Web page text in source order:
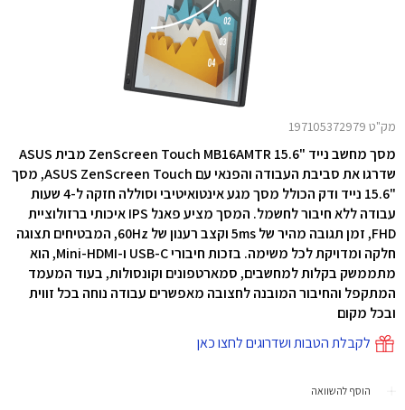
מק"ט 197105372979
מסך מחשב נייד "15.6 ZenScreen Touch MB16AMTR
מבית ASUS
שדרגו את סביבת העבודה והפנאי עם ASUS ZenScreen Touch, מסך
"15.6 נייד ודק הכולל מסך מגע אינטואיטיבי וסוללה חזקה ל-4 שעות
עבודה ללא חיבור לחשמל. המסך מציע פאנל IPS איכותי ברזולוציית
FHD, זמן תגובה מהיר של 5ms וקצב רענון של 60Hz, המבטיחים תצוגה
חלקה ומדויקת לכל משימה. בזכות חיבורי USB-C ו-Mini-HDMI, הוא
מתממשק בקלות למחשבים, סמארטפונים וקונסולות, בעוד המעמד
המתקפל והחיבור המובנה לחצובה מאפשרים עבודה נוחה בכל זווית
ובכל מקום
לקבלת הטבות ושדרוגים לחצו כאן
הוסף להשוואה